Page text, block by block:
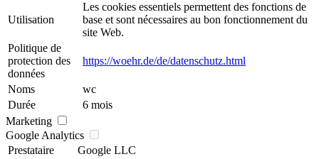
Utilisation
Les cookies essentiels permettent des fonctions de
base et sont nécessaires au bon fonctionnement du
site Web.
Politique de
protection des
données
https://woehr.de/de/datenschutz.html
Noms
wc
Durée
6 mois
Marketing
Google Analytics
Prestataire
Google LLC